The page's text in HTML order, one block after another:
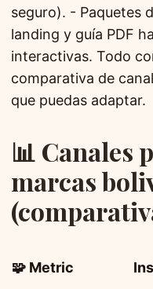
seguro). - Paquetes
landing y guía PDF
interactivas. Todo
comparativa de
que puedas adaptar.
📊 Canales
marcas
🧩 Metric